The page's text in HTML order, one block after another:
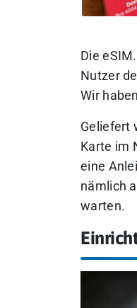
Die
Nutzer
Wir
Geliefert
Karte im
eine
nämlich
warten.